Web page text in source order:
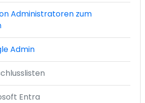
Administratoren zum
Admin
Entra